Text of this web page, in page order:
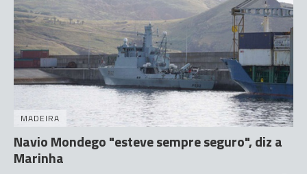
MADEIRA
Navio Mondego ​"esteve sempre seguro", diz a
Marinha